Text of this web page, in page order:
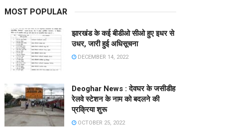
MOST POPULAR
झारखंड के कई बीडीओ सीओ हुए इधर से
उधर, जारी हुई अधिसूचना
DECEMBER 14, 2022
Deoghar News : देवघर के जसीडीह
रेलवे स्टेशन के नाम को बदलने की
प्रक्रिया शुरू
OCTOBER 25, 2022